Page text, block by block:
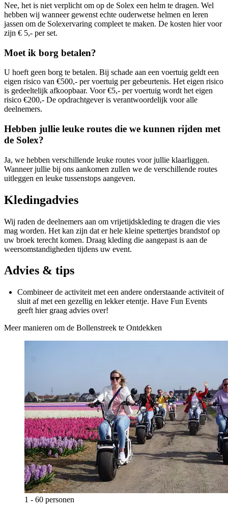
Nee, het is niet verplicht om op de Solex een helm te dragen. Wel
hebben wij wanneer gewenst echte ouderwetse helmen en leren
jassen om de Solexervaring compleet te maken. De kosten hier voor
zijn € 5,- per set.
Moet ik borg betalen?
U hoeft geen borg te betalen. Bij schade aan een voertuig geldt een
eigen risico van €500,- per voertuig per gebeurtenis. Het eigen risico
is gedeeltelijk afkoopbaar. Voor €5,- per voertuig wordt het eigen
risico €200,- De opdrachtgever is verantwoordelijk voor alle
deelnemers.
Hebben jullie leuke routes die we kunnen rijden met
de Solex?
Ja, we hebben verschillende leuke routes voor jullie klaarliggen.
Wanneer jullie bij ons aankomen zullen we de verschillende routes
uitleggen en leuke tussenstops aangeven.
Kledingadvies
Wij raden de deelnemers aan om vrijetijdskleding te dragen die vies
mag worden. Het kan zijn dat er hele kleine spettertjes brandstof op
uw broek terecht komen. Draag kleding die aangepast is aan de
weersomstandigheden tijdens uw event.
Advies & tips
Combineer de activiteit met een andere onderstaande activiteit of
sluit af met een gezellig en lekker etentje. Have Fun Events
geeft hier graag advies over!
Meer manieren om de Bollenstreek te Ontdekken
1 - 60 personen